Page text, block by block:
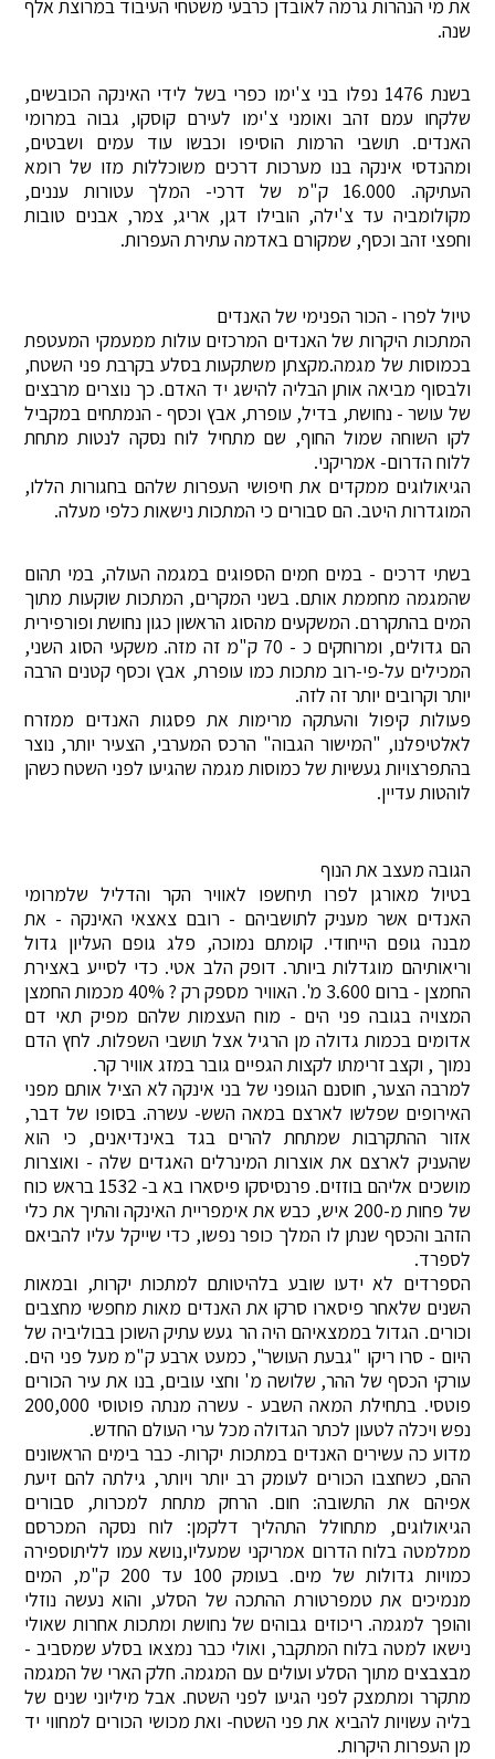
את מי הנהרות גרמה לאובדן כרבעי משטחי העיבוד במרוצת אלף
שנה.
בשנת 1476 נפלו בני צ'ימו כפרי בשל לידי האינקה הכובשים,
שלקחו עמם זהב ואומני צ'ימו לעירם קוסקו, גבוה במרומי
האנדים. תושבי הרמות הוסיפו וכבשו עוד עמים ושבטים,
ומהנדסי אינקה בנו מערכות דרכים משוכללות מזו של רומא
העתיקה. 16.000 ק"מ של דרכי- המלך עטורות עננים,
מקולומביה עד צ'ילה, הובילו דגן, אריג, צמר, אבנים טובות
וחפצי זהב וכסף, שמקורם באדמה עתירת העפרות.
טיול לפרו - הכור הפנימי של האנדים
המתכות היקרות של האנדים המרכזים עולות ממעמקי המעטפת
בכמוסות של מגמה.מקצתן משתקעות בסלע בקרבת פני השטח,
ולבסוף מביאה אותן הבליה להישג יד האדם. כך נוצרים מרבצים
של עושר - נחושת, בדיל, עופרת, אבץ וכסף - הנמתחים במקביל
לקו השוחה שמול החוף, שם מתחיל לוח נסקה לנטות מתחת
ללוח הדרום- אמריקני.
הגיאולוגים ממקדים את חיפושי העפרות שלהם בחגורות הללו,
המוגדרות היטב. הם סבורים כי המתכות נישאות כלפי מעלה.
בשתי דרכים - במים חמים הספוגים במגמה העולה, במי תהום
שהמגמה מחממת אותם. בשני המקרים, המתכות שוקעות מתוך
המים בהתקררם. המשקעים מהסוג הראשון כגון נחושת ופורפירית
הם גדולים, ומרוחקים כ - 70 ק"מ זה מזה. משקעי הסוג השני,
המכילים על-פי-רוב מתכות כמו עופרת, אבץ וכסף קטנים הרבה
יותר וקרובים יותר זה לזה.
פעולות קיפול והעתקה מרימות את פסגות האנדים ממזרח
לאלטיפלנו, "המישור הגבוה" הרכס המערבי, הצעיר יותר, נוצר
בהתפרצויות געשיות של כמוסות מגמה שהגיעו לפני השטח כשהן
לוהטות עדיין.
הגובה מעצב את הנוף
בטיול מאורגן לפרו תיחשפו לאוויר הקר והדליל שלמרומי
האנדים אשר מעניק לתושביהם - רובם צאצאי האינקה - את
מבנה גופם הייחודי. קומתם נמוכה, פלג גופם העליון גדול
וריאותיהם מוגדלות ביותר. דופק הלב אטי. כדי לסייע באצירת
החמצן - ברום 3.600 מ'. האוויר מספק רק ? 40% מכמות החמצן
המצויה בגובה פני הים - מוח העצמות שלהם מפיק תאי דם
אדומים בכמות גדולה מן הרגיל אצל תושבי השפלות. לחץ הדם
נמוך , וקצב זרימתו לקצות הגפיים גובר במזג אוויר קר.
למרבה הצער, חוסנם הגופני של בני אינקה לא הציל אותם מפני
האירופים שפלשו לארצם במאה השש- עשרה. בסופו של דבר,
אזור ההתקרבות שמתחת להרים בגד באינדיאנים, כי הוא
שהעניק לארצם את אוצרות המינרלים האגדים שלה - ואוצרות
מושכים אליהם בוזזים. פרנסיסקו פיסארו בא ב- 1532 בראש כוח
של פחות מ-200 איש, כבש את אימפריית האינקה והתיך את כלי
הזהב והכסף שנתן לו המלך כופר נפשו, כדי שייקל עליו להביאם
לספרד.
הספרדים לא ידעו שובע בלהיטותם למתכות יקרות, ובמאות
השנים שלאחר פיסארו סרקו את האנדים מאות מחפשי מחצבים
וכורים. הגדול בממצאיהם היה הר געש עתיק השוכן בבוליביה של
היום - סרו ריקו "גבעת העושר", כמעט ארבע ק"מ מעל פני הים.
עורקי הכסף של ההר, שלושה מ' וחצי עובים, בנו את עיר הכורים
פוטסי. בתחילת המאה השבע - עשרה מנתה פוטוסי 200,000
נפש ויכלה לטעון לכתר הגדולה מכל ערי העולם החדש.
מדוע כה עשירים האנדים במתכות יקרות- כבר בימים הראשונים
ההם, כשחצבו הכורים לעומק רב יותר ויותר, גילתה להם זיעת
אפיהם את התשובה: חום. הרחק מתחת למכרות, סבורים
הגיאולוגים, מתחולל התהליך דלקמן: לוח נסקה המכרסם
ממלמטה בלוח הדרום אמריקני שמעליו,נושא עמו לליתוספירה
כמויות גדולות של מים. בעומק 100 עד 200 ק"מ, המים
מנמיכים את טמפרטורת ההתכה של הסלע, והוא נעשה נוזלי
והופך למגמה. ריכוזים גבוהים של נחושת ומתכות אחרות שאולי
נישאו למטה בלוח המתקבר, ואולי כבר נמצאו בסלע שמסביב -
מבצבצים מתוך הסלע ועולים עם המגמה. חלק הארי של המגמה
מתקרר ומתמצק לפני הגיעו לפני השטח. אבל מיליוני שנים של
בליה עשויות להביא את פני השטח- ואת מכושי הכורים למחווי יד
מן העפרות היקרות.